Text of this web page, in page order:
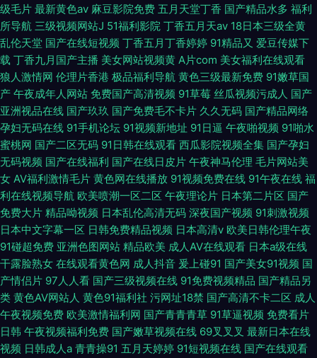
级毛片 最新黄色av 麻豆影院免费 五月天堂丁香 国产精品水多 福利
所导航 三级视频网站J 51福利影院 丁香五月天av 18日本三级全黄
乱伦天堂 国产在线短视频 丁香五月丁香婷婷 91精品又 爱豆传媒下
载 丁香九月国产主播 美女网站视频黄 A片com 美女福利在线观看
狼人激情网 伦理片香港 极品福利导航 黄色三级最新免费 91嫩草国
产 午夜成年人网站 免费国产高清视频 91草莓 丝瓜视频污成人 国产
亚洲视品在线 国产玖玖 国产免费毛不卡片 久久无码 国产精品网络
孕妇无码在线 91手机论坛 91视频新地址 91日逼 午夜啪视频 91啪水
蜜桃网 国产二区无码 91日韩在线观看 西瓜影院视频全集 国产孕妇
无码视频 国产在线福利 国产在线日皮片 午夜神马伦理 毛片网站美
女 AV福利激情毛片 黄色网在线播放 91视频免费在线 91午夜在线 福
利在线视频导航 欧美喷潮一区二区 午夜理论片 日本第二片区 国产
免费大片 精品呦视频 日本乱伦高清无码 深夜国产视频 91刺激视频
日本中文字幕一区 日韩免费精品视频 日本高清v 欧美日韩伦理午夜
91碰超免费 亚洲色图网站 精品欧美 成人AV在线观看 日本a级在线
干露脸熟女 在线观看黄色网 成人抖音 爰上碰91 国产美女91视频 国
产情侣片 97人人看 国产三级视频在线 91免费视频精品 国产精品另
类 黄色AV网站人 黄色91福利社 污网址18禁 国产高清不卡二区 成人
午夜视频免费 欧美激情福利网 国产青青青草 91草逼视频 免费看片
日韩 午夜视频福利免费 国产嫩草视频在线 69叉叉叉 最新日本在线
视频 日韩成人a 青青操91 五月天婷婷 91短视频在线 国产在线观看